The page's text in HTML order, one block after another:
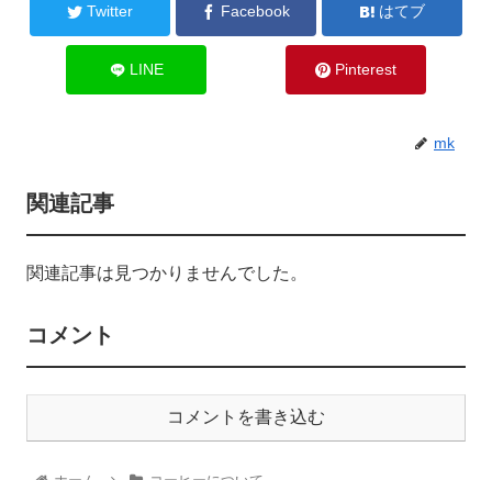
Twitter Facebook はてブ
LINE Pinterest
mk
関連記事
関連記事は見つかりませんでした。
コメント
コメントを書き込む